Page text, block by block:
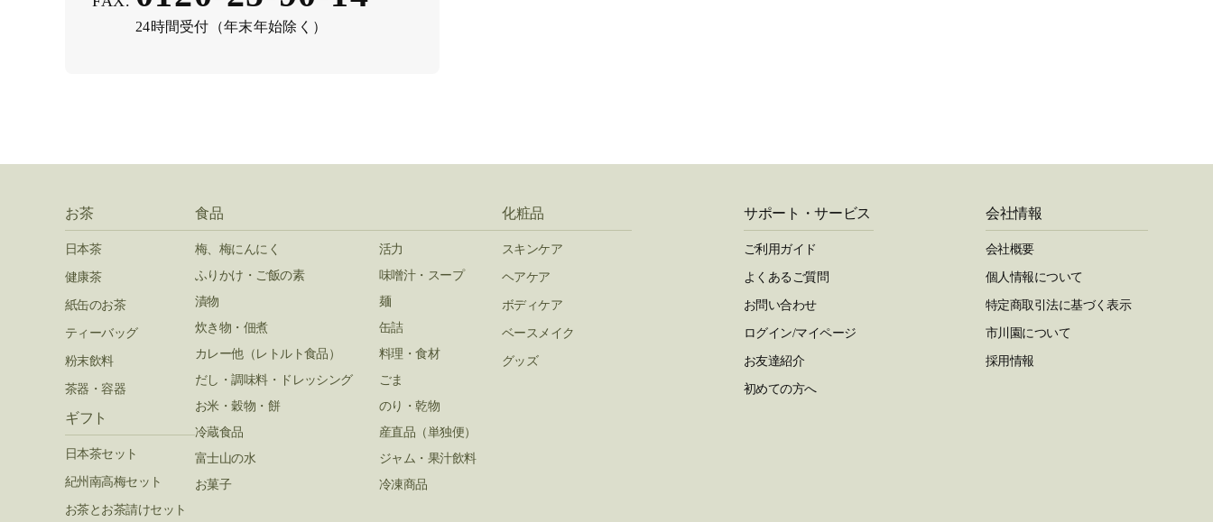
24時間受付（年末年始除く）
お茶
日本茶
健康茶
紙缶のお茶
ティーバッグ
粉末飲料
茶器・容器
ギフト
日本茶セット
紀州南高梅セット
お茶とお茶請けセット
食品
梅、梅にんにく
活力
ふりかけ・ご飯の素
味噌汁・スープ
漬物
麺
炊き物・佃煮
缶詰
カレー他（レトルト食品）
料理・食材
だし・調味料・ドレッシング
ごま
お米・穀物・餅
のり・乾物
冷蔵食品
産直品（単独便）
富士山の水
ジャム・果汁飲料
お菓子
冷凍商品
化粧品
スキンケア
ヘアケア
ボディケア
ベースメイク
グッズ
サポート・サービス
ご利用ガイド
よくあるご質問
お問い合わせ
ログイン/マイページ
お友達紹介
初めての方へ
会社情報
会社概要
個人情報について
特定商取引法に基づく表示
市川園について
採用情報